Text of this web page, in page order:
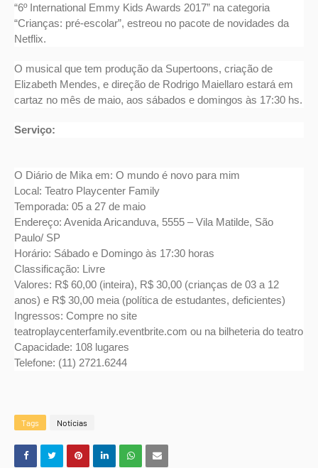
“6º International Emmy Kids Awards 2017” na categoria
“Crianças: pré-escolar”, estreou no pacote de novidades da
Netflix.
O musical que tem produção da Supertoons, criação de
Elizabeth Mendes, e direção de Rodrigo Maiellaro estará em
cartaz no mês de maio, aos sábados e domingos às 17:30 hs.
Serviço:
O Diário de Mika em: O mundo é novo para mim
Local: Teatro Playcenter Family
Temporada: 05 a 27 de maio
Endereço: Avenida Aricanduva, 5555 – Vila Matilde, São
Paulo/ SP
Horário: Sábado e Domingo às 17:30 horas
Classificação: Livre
Valores: R$ 60,00 (inteira), R$ 30,00 (crianças de 03 a 12
anos) e R$ 30,00 meia (política de estudantes, deficientes)
Ingressos: Compre no site
teatroplaycenterfamily.eventbrite.com ou na bilheteria do teatro
Capacidade: 108 lugares
Telefone: (11) 2721.6244
Tags Notícias